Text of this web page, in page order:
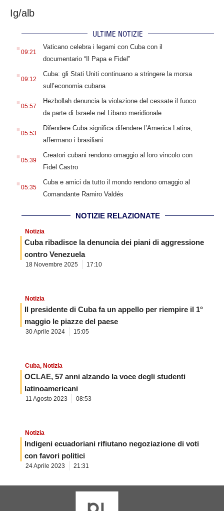
Ig/alb
ULTIME NOTIZIE
. 09:21
Vaticano celebra i legami con Cuba con il
documentario “Il Papa e Fidel”
. 09:12
Cuba: gli Stati Uniti continuano a stringere la morsa
sull’economia cubana
. 05:57
Hezbollah denuncia la violazione del cessate il fuoco
da parte di Israele nel Libano meridionale
. 05:53
Difendere Cuba significa difendere l’America Latina,
affermano i brasiliani
. 05:39
Creatori cubani rendono omaggio al loro vincolo con
Fidel Castro
. 05:35
Cuba e amici da tutto il mondo rendono omaggio al
Comandante Ramiro Valdés
NOTIZIE RELAZIONATE
Notizia
Cuba ribadisce la denuncia dei piani di aggressione
contro Venezuela
18 Novembre 2025 17:10
Notizia
Il presidente di Cuba fa un appello per riempire il 1°
maggio le piazze del paese
30 Aprile 2024 15:05
Cuba, Notizia
OCLAE, 57 anni alzando la voce degli studenti
latinoamericani
11 Agosto 2023 08:53
Notizia
Indigeni ecuadoriani rifiutano negoziazione di voti
con favori politici
24 Aprile 2023 21:31